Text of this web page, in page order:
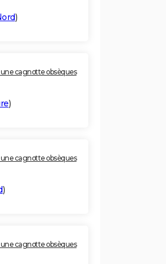
)
cagnotte obsèques
)
cagnotte obsèques
)
cagnotte obsèques